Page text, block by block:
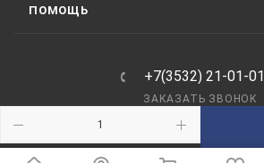
ПОМОЩЬ
+7(3532) 21-01-01
ЗАКАЗАТЬ ЗВОНОК
210101@mail.ru